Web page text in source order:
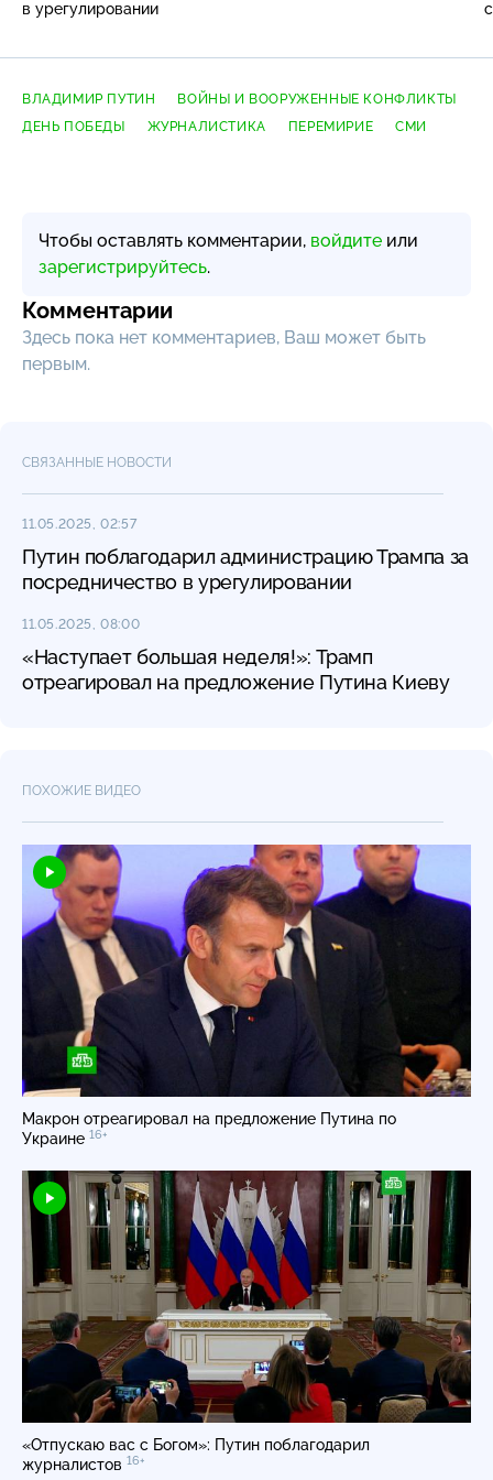
в урегулировании
ВЛАДИМИР ПУТИН
ВОЙНЫ И ВООРУЖЕННЫЕ КОНФЛИКТЫ
ДЕНЬ ПОБЕДЫ
ЖУРНАЛИСТИКА ПЕРЕМИРИЕ СМИ
Чтобы оставлять комментарии, войдите или
зарегистрируйтесь.
Комментарии
Здесь пока нет комментариев, Ваш может быть
первым.
СВЯЗАННЫЕ НОВОСТИ
11.05.2025, 02:57
Путин поблагодарил администрацию Трампа за
посредничество в урегулировании
11.05.2025, 08:00
«Наступает большая неделя!»: Трамп
отреагировал на предложение Путина Киеву
ПОХОЖИЕ ВИДЕО
Макрон отреагировал на предложение Путина по
Украине 16+
«Отпускаю вас с Богом»: Путин поблагодарил
журналистов 16+